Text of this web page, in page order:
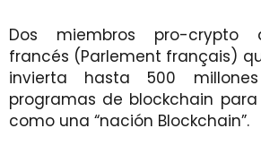
Dos miembros pro-crypto
francés (Parlement français)
invierta hasta 500
programas de blockchain
como una “nación Blockchain”.